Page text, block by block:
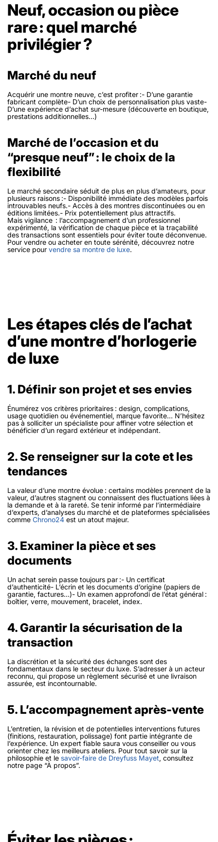
Neuf, occasion ou pièce
rare : quel marché
privilégier ?
Marché du neuf
Acquérir une montre neuve, c’est profiter :- D’une garantie
fabricant complète- D’un choix de personnalisation plus vaste-
D’une expérience d’achat sur-mesure (découverte en boutique,
prestations additionnelles…)
Marché de l’occasion et du
“presque neuf” : le choix de la
flexibilité
Le marché secondaire séduit de plus en plus d’amateurs, pour
plusieurs raisons :- Disponibilité immédiate des modèles parfois
introuvables neufs.- Accès à des montres discontinuées ou en
éditions limitées.- Prix potentiellement plus attractifs.
Mais vigilance : l’accompagnement d’un professionnel
expérimenté, la vérification de chaque pièce et la traçabilité
des transactions sont essentiels pour éviter toute déconvenue.
Pour vendre ou acheter en toute sérénité, découvrez notre
service pour vendre sa montre de luxe.
Les étapes clés de l’achat
d’une montre d’horlogerie
de luxe
1. Définir son projet et ses envies
Énumérez vos critères prioritaires : design, complications,
usage quotidien ou événementiel, marque favorite… N’hésitez
pas à solliciter un spécialiste pour affiner votre sélection et
bénéficier d’un regard extérieur et indépendant.
2. Se renseigner sur la cote et les
tendances
La valeur d’une montre évolue : certains modèles prennent de la
valeur, d’autres stagnent ou connaissent des fluctuations liées à
la demande et à la rareté. Se tenir informé par l’intermédiaire
d’experts, d’analyses du marché et de plateformes spécialisées
comme Chrono24 est un atout majeur.
3. Examiner la pièce et ses
documents
Un achat serein passe toujours par :- Un certificat
d’authenticité- L’écrin et les documents d’origine (papiers de
garantie, factures…)- Un examen approfondi de l’état général :
boîtier, verre, mouvement, bracelet, index.
4. Garantir la sécurisation de la
transaction
La discrétion et la sécurité des échanges sont des
fondamentaux dans le secteur du luxe. S’adresser à un acteur
reconnu, qui propose un règlement sécurisé et une livraison
assurée, est incontournable.
5. L’accompagnement après-vente
L’entretien, la révision et de potentielles interventions futures
(finitions, restauration, polissage) font partie intégrante de
l’expérience. Un expert fiable saura vous conseiller ou vous
orienter chez les meilleurs ateliers. Pour tout savoir sur la
philosophie et le savoir-faire de Dreyfuss Mayet, consultez
notre page “À propos”.